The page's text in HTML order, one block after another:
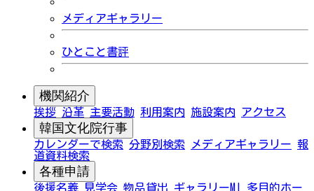
メディアギャラリー
ひとこと書評
機関紹介
挨拶 沿革 主要活動 利用案内 施設案内 アクセス
韓国文化院行事
カレンダーで検索 分野別検索 メディアギャラリー 報
道資料検索
各種申請
後援名義 見学会 物品貸出 ギャラリーMI
多目的ホー